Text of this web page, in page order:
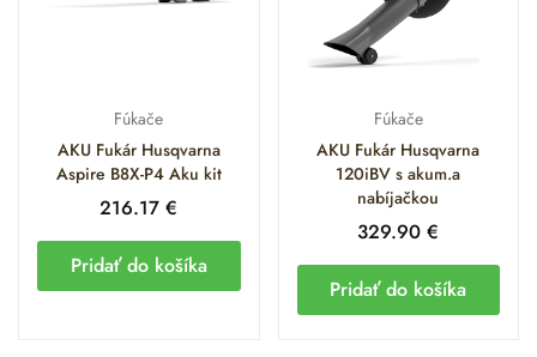
Fúkače
AKU Fukár Husqvarna
Aspire B8X-P4 Aku kit
216.17€
Pridať do košíka
Fúkače
AKU Fukár Husqvarna
120iBV s akum.a
nabíjačkou
329.90€
Pridať do košíka